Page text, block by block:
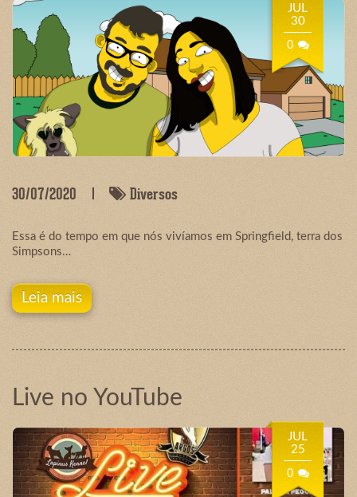
JUL
30
0
30/07/2020 Diversos
Essa é do tempo em que nós vivíamos em Springfield, terra dos
Simpsons…
Leia mais
Live no YouTube
JUL
25
0